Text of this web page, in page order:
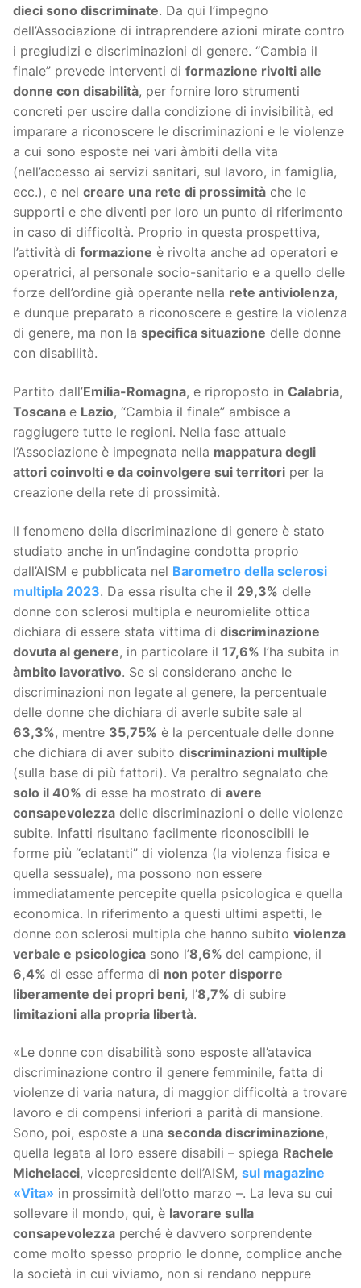
dieci sono discriminate. Da qui l’impegno
dell’Associazione di intraprendere azioni mirate contro
i pregiudizi e discriminazioni di genere. “Cambia il
finale” prevede interventi di formazione rivolti alle
donne con disabilità, per fornire loro strumenti
concreti per uscire dalla condizione di invisibilità, ed
imparare a riconoscere le discriminazioni e le violenze
a cui sono esposte nei vari àmbiti della vita
(nell’accesso ai servizi sanitari, sul lavoro, in famiglia,
ecc.), e nel creare una rete di prossimità che le
supporti e che diventi per loro un punto di riferimento
in caso di difficoltà. Proprio in questa prospettiva,
l’attività di formazione è rivolta anche ad operatori e
operatrici, al personale socio-sanitario e a quello delle
forze dell’ordine già operante nella rete antiviolenza,
e dunque preparato a riconoscere e gestire la violenza
di genere, ma non la specifica situazione delle donne
con disabilità.
Partito dall’Emilia-Romagna, e riproposto in Calabria,
Toscana e Lazio, “Cambia il finale” ambisce a
raggiugere tutte le regioni. Nella fase attuale
l’Associazione è impegnata nella mappatura degli
attori coinvolti e da coinvolgere sui territori per la
creazione della rete di prossimità.
Il fenomeno della discriminazione di genere è stato
studiato anche in un’indagine condotta proprio
dall’AISM e pubblicata nel Barometro della sclerosi
multipla 2023. Da essa risulta che il 29,3% delle
donne con sclerosi multipla e neuromielite ottica
dichiara di essere stata vittima di discriminazione
dovuta al genere, in particolare il 17,6% l’ha subita in
àmbito lavorativo. Se si considerano anche le
discriminazioni non legate al genere, la percentuale
delle donne che dichiara di averle subite sale al
63,3%, mentre 35,75% è la percentuale delle donne
che dichiara di aver subito discriminazioni multiple
(sulla base di più fattori). Va peraltro segnalato che
solo il 40% di esse ha mostrato di avere
consapevolezza delle discriminazioni o delle violenze
subite. Infatti risultano facilmente riconoscibili le
forme più “eclatanti” di violenza (la violenza fisica e
quella sessuale), ma possono non essere
immediatamente percepite quella psicologica e quella
economica. In riferimento a questi ultimi aspetti, le
donne con sclerosi multipla che hanno subito violenza
verbale e psicologica sono l’8,6% del campione, il
6,4% di esse afferma di non poter disporre
liberamente dei propri beni, l’8,7% di subire
limitazioni alla propria libertà.
«Le donne con disabilità sono esposte all’atavica
discriminazione contro il genere femminile, fatta di
violenze di varia natura, di maggior difficoltà a trovare
lavoro e di compensi inferiori a parità di mansione.
Sono, poi, esposte a una seconda discriminazione,
quella legata al loro essere disabili – spiega Rachele
Michelacci, vicepresidente dell’AISM, sul magazine
«Vita» in prossimità dell’otto marzo –. La leva su cui
sollevare il mondo, qui, è lavorare sulla
consapevolezza perché è davvero sorprendente
come molto spesso proprio le donne, complice anche
la società in cui viviamo, non si rendano neppure